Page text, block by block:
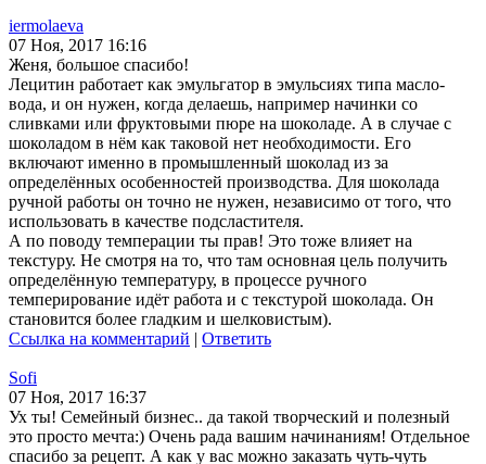
iermolaeva
07 Ноя, 2017 16:16
Женя, большое спасибо!
Лецитин работает как эмульгатор в эмульсиях типа масло-
вода, и он нужен, когда делаешь, например начинки со
сливками или фруктовыми пюре на шоколаде. А в случае с
шоколадом в нём как таковой нет необходимости. Его
включают именно в промышленный шоколад из за
определённых особенностей производства. Для шоколада
ручной работы он точно не нужен, независимо от того, что
использовать в качестве подсластителя.
А по поводу темперации ты прав! Это тоже влияет на
текстуру. Не смотря на то, что там основная цель получить
определённую температуру, в процессе ручного
темперирование идёт работа и с текстурой шоколада. Он
становится более гладким и шелковистым).
Ссылка на комментарий | Ответить
Sofi
07 Ноя, 2017 16:37
Ух ты! Семейный бизнес.. да такой творческий и полезный
это просто мечта:) Очень рада вашим начинаниям! Отдельное
спасибо за рецепт. А как у вас можно заказать чуть-чуть